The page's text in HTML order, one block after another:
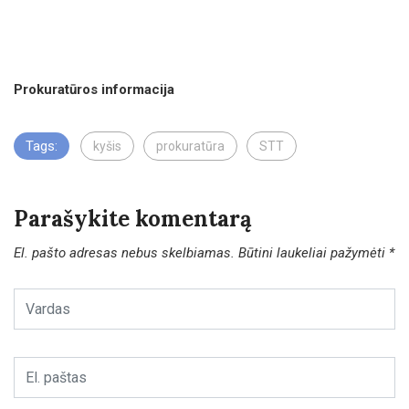
Prokuratūros informacija
Tags: kyšis prokuratūra STT
Parašykite komentarą
El. pašto adresas nebus skelbiamas. Būtini laukeliai pažymėti *